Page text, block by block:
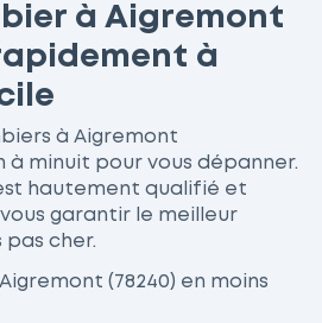
à Aigremont
à
à Aigremont
à minuit pour vous dépanner.
hautement qualifié et
garantir le meilleur
cher.
(78240) en moins